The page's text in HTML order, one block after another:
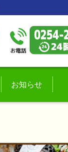
お知らせ